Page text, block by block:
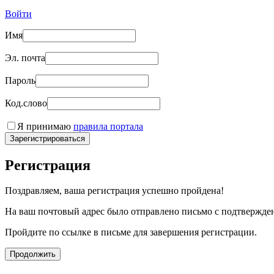
Войти
Имя
Эл. почта
Пароль
Код.слово
Я принимаю правила портала
Зарегистрироваться
Регистрация
Поздравляем, ваша регистрация успешно пройдена!
На ваш почтовый адрес было отправлено письмо с
Пройдите по ссылке в письме для завершения регистрации.
Продолжить